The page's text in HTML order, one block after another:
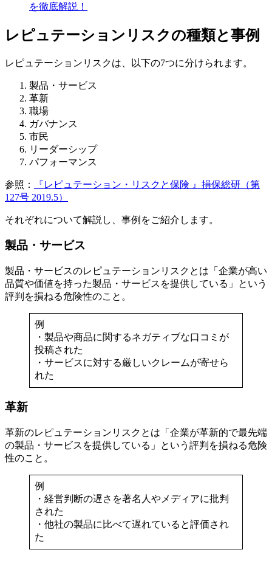
を徹底解説！
レピュテーションリスクの種類と事例
レピュテーションリスクは、以下の7つに分けられます。
製品・サービス
革新
職場
ガバナンス
市民
リーダーシップ
パフォーマンス
参照：
『レピュテーション・リスクと保険 』損保総研（第
127号 2019.5）
それぞれについて解説し、事例をご紹介します。
製品・サービス
製品・サービスのレピュテーションリスクとは「企業が高い
品質や価値を持った製品・サービスを提供している」という
評判を損ねる危険性のこと。
例
・製品や商品に関するネガティブな口コミが
投稿された
・サービスに対する厳しいクレームが寄せら
れた
革新
革新のレピュテーションリスクとは「企業が革新的で最先端
の製品・サービスを提供している」という評判を損ねる危険
性のこと。
例
・経営判断の遅さを著名人やメディアに批判
された
・他社の製品に比べて遅れていると評価され
た